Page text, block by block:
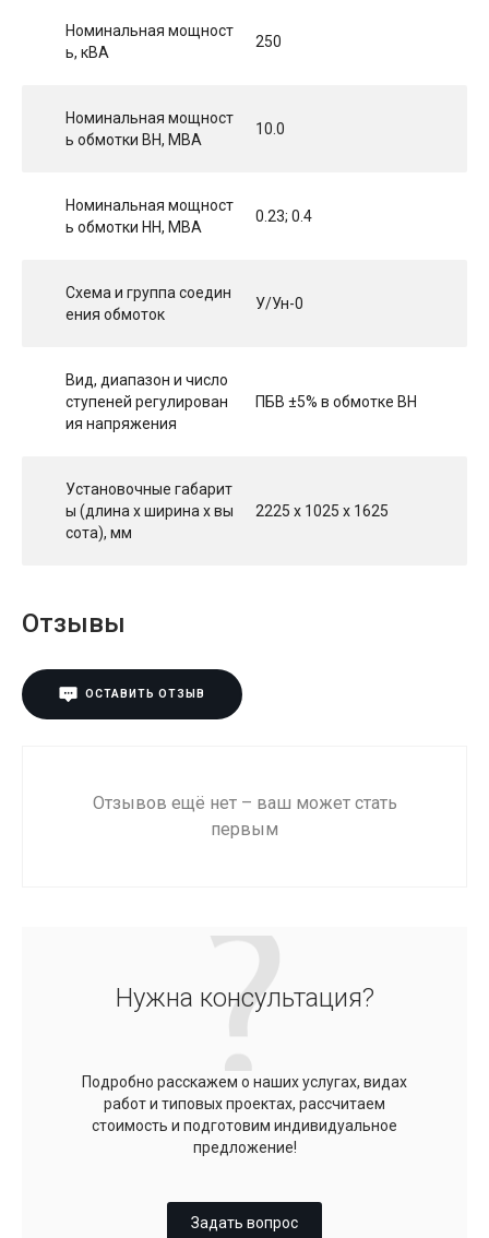
Номинальная мощност
ь, кВА
250
Номинальная мощност
ь обмотки ВН, МВА
10.0
Номинальная мощност
ь обмотки НН, МВА
0.23; 0.4
Схема и группа соедин
ения обмоток
У/Ун-0
Вид, диапазон и число
ступеней регулирован
ия напряжения
ПБВ ±5% в обмотке ВН
Установочные габарит
ы (длина х ширина х вы
сота), мм
2225 х 1025 х 1625
Отзывы
ОСТАВИТЬ ОТЗЫВ
Отзывов ещё нет – ваш может стать
первым
Нужна консультация?
Подробно расскажем о наших услугах, видах
работ и типовых проектах, рассчитаем
стоимость и подготовим индивидуальное
предложение!
Задать вопрос